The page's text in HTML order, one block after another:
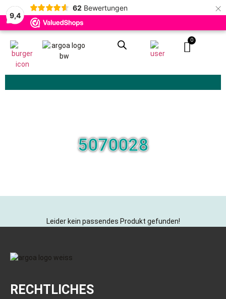
9,4
62 Bewertungen ×
Zoeken 0
5070028
Leider kein passendes Produkt gefunden!
RECHTLICHES